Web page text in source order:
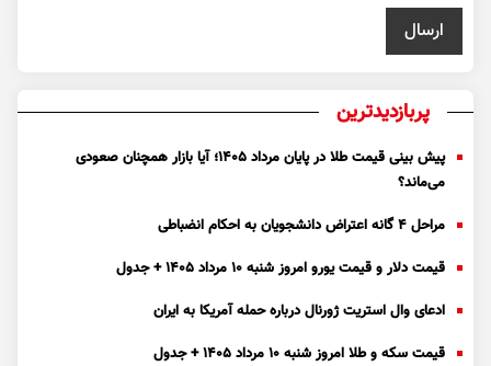
پربازدیدترین
پیش بینی قیمت طلا در پایان مرداد 1405؛ آیا بازار همچنان صعودی
می‌ماند؟
مراحل ۴ گانه اعتراض دانشجویان به احکام انضباطی
قیمت دلار و قیمت یورو امروز شنبه ۱۰ مرداد ۱۴۰۵ + جدول
ادعای وال استریت ژورنال درباره حمله آمریکا به ایران
قیمت سکه و طلا امروز شنبه ۱۰ مرداد ۱۴۰۵ + جدول